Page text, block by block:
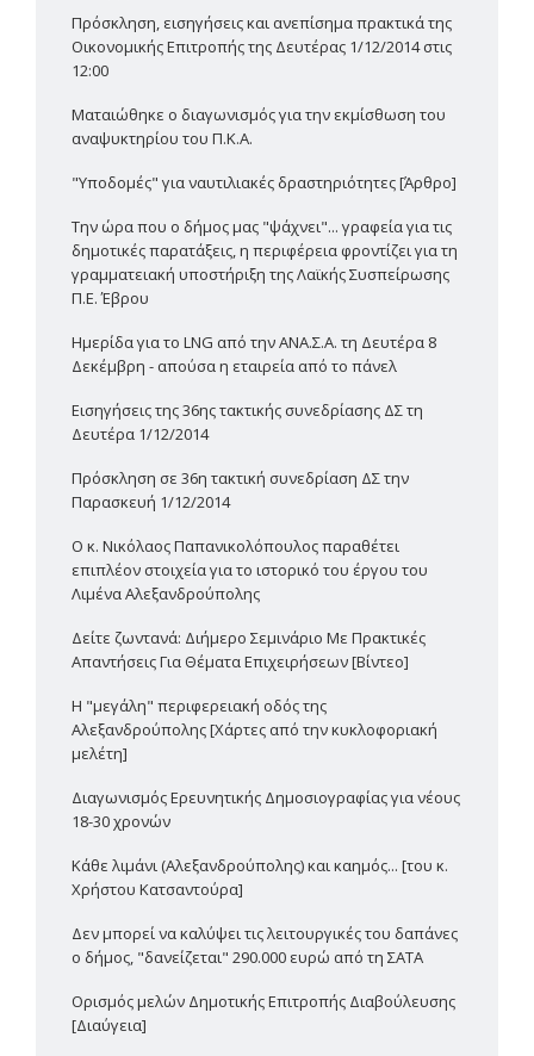
Πρόσκληση, εισηγήσεις και ανεπίσημα πρακτικά της
Οικονομικής Επιτροπής της Δευτέρας 1/12/2014 στις
12:00
Ματαιώθηκε ο διαγωνισμός για την εκμίσθωση του
αναψυκτηρίου του Π.Κ.Α.
"Υποδομές" για ναυτιλιακές δραστηριότητες [Άρθρο]
Την ώρα που ο δήμος μας "ψάχνει"... γραφεία για τις
δημοτικές παρατάξεις, η περιφέρεια φροντίζει για τη
γραμματειακή υποστήριξη της Λαϊκής Συσπείρωσης
Π.Ε. Έβρου
Ημερίδα για το LNG από την ΑΝΑ.Σ.Α. τη Δευτέρα 8
Δεκέμβρη - απούσα η εταιρεία από το πάνελ
Εισηγήσεις της 36ης τακτικής συνεδρίασης ΔΣ τη
Δευτέρα 1/12/2014
Πρόσκληση σε 36η τακτική συνεδρίαση ΔΣ την
Παρασκευή 1/12/2014
Ο κ. Νικόλαος Παπανικολόπουλος παραθέτει
επιπλέον στοιχεία για το ιστορικό του έργου του
Λιμένα Αλεξανδρούπολης
Δείτε ζωντανά: Διήμερο Σεμινάριο Με Πρακτικές
Απαντήσεις Για Θέματα Επιχειρήσεων [Βίντεο]
Η "μεγάλη" περιφερειακή οδός της
Αλεξανδρούπολης [Χάρτες από την κυκλοφοριακή
μελέτη]
Διαγωνισμός Ερευνητικής Δημοσιογραφίας για νέους
18-30 χρονών
Κάθε λιμάνι (Αλεξανδρούπολης) και καημός... [του κ.
Χρήστου Κατσαντούρα]
Δεν μπορεί να καλύψει τις λειτουργικές του δαπάνες
ο δήμος, "δανείζεται" 290.000 ευρώ από τη ΣΑΤΑ
Ορισμός μελών Δημοτικής Επιτροπής Διαβούλευσης
[Διαύγεια]